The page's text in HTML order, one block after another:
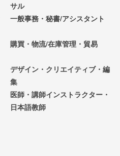
サル
一般事務・秘書/アシスタント
購買・物流/在庫管理・貿易
デザイン・クリエイティブ・編
集
医師・講師インストラクター・
日本語教師